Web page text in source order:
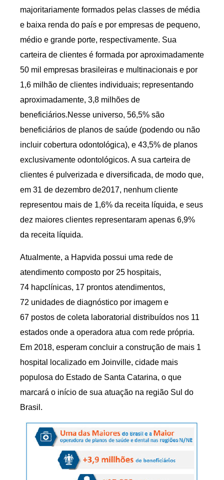
majoritariamente formados pelas classes de média
e baixa renda do país e por empresas de pequeno,
médio e grande porte, respectivamente. Sua
carteira de clientes é formada por aproximadamente
50 mil empresas brasileiras e multinacionais e por
1,6 milhão de clientes individuais; representando
aproximadamente, 3,8 milhões de
beneficiários.Nesse universo, 56,5% são
beneficiários de planos de saúde (podendo ou não
incluir cobertura odontológica), e 43,5% de planos
exclusivamente odontológicos. A sua carteira de
clientes é pulverizada e diversificada, de modo que,
em 31 de dezembro de2017, nenhum cliente
representou mais de 1,6% da receita líquida, e seus
dez maiores clientes representaram apenas 6,9%
da receita líquida.
Atualmente, a Hapvida possui uma rede de
atendimento composto por 25 hospitais,
74 hapclínicas, 17 prontos atendimentos,
72 unidades de diagnóstico por imagem e
67 postos de coleta laboratorial distribuídos nos 11
estados onde a operadora atua com rede própria.
Em 2018, esperam concluir a construção de mais 1
hospital localizado em Joinville, cidade mais
populosa do Estado de Santa Catarina, o que
marcará o início de sua atuação na região Sul do
Brasil.